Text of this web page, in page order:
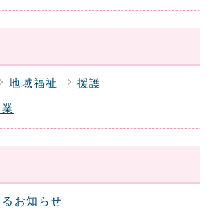
地域福祉 援護
お知らせ